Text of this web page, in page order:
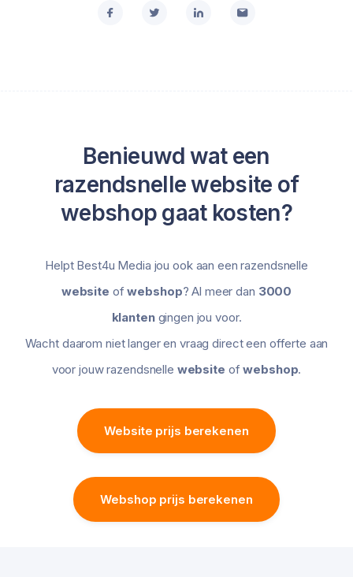
Benieuwd wat een
razendsnelle website of
webshop gaat kosten?
Helpt Best4u Media jou ook aan een razendsnelle
website ofwebshop? Al meer dan 3000
klantengingen jou voor.
Wacht daarom niet langer en vraag direct een offerte aan
voor jouw razendsnelle website ofwebshop.
Website prijs berekenen
Webshop prijs berekenen